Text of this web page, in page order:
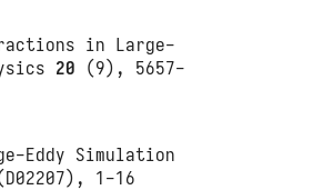
in Large-
20 (9), 5657-
Simulation
1-16